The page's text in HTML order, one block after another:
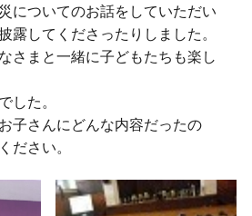
についてのお話をしていただい
露してくださったりしました。
さまと一緒に子どもたちも楽し
した。
子さんにどんな内容だったの
ださい。